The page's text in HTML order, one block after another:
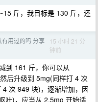
斤，我目标是 130 斤，还
有用过的吗 分享
15 小时 21 分
钟前
到 161 斤，你可以从
后升级到 5mg(同样打 4 次
次 949 块)，逐渐增加，因
吐)，应当从 2.5mg 开始适